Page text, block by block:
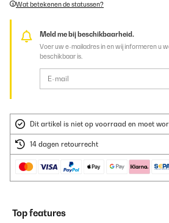
Wat betekenen de statussen?
Meld me bij beschikbaarheid.
Voer uw e-mailadres in en wij informeren u
beschikbaar is.
Dit artikel is niet op voorraad en moet
14 dagen retourrecht
Top features